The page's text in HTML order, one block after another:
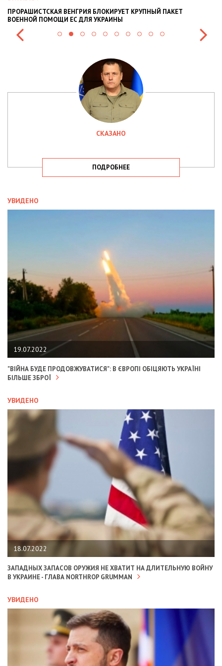
ВЕНГРИЯ БЛОКИРУЕТ КРУПНЫЙ ПАКЕТ
ПОМОЩИ ЕС ДЛЯ УКРАИНЫ
СКАЗАНО
ПОДРОБНЕЕ
УВИДЕНО
19.07.2022
"ВІЙНА БУДЕ ПРОДОВЖУВАТИСЯ": В ЄВРОПІ ОБІЦЯЮТЬ УКРАЇНІ
БІЛЬШЕ ЗБРОЇ
УВИДЕНО
18.07.2022
ЗАПАДНЫХ ЗАПАСОВ ОРУЖИЯ НЕ ХВАТИТ НА ДЛИТЕЛЬНУЮ ВОЙНУ
В УКРАИНЕ - ГЛАВА NORTHROP GRUMMAN
УВИДЕНО